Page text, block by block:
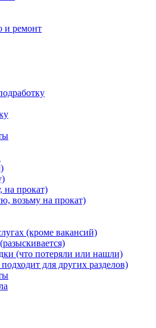
и ремонт
на прокат)
возьму на прокат)
(кроме вакансий)
(что потеряли или нашли)
для других разделов)